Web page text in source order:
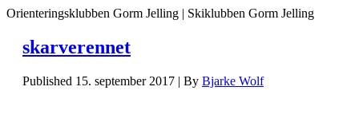
Orienteringsklubben Gorm Jelling | Skiklubben Gorm Jelling
skarverennet
Published 15. september 2017 | By Bjarke Wolf